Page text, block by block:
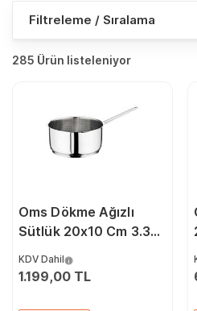
Filtreleme / Sıralama
285 Ürün listeleniyor
Oms Dökme Ağızlı
Sütlük 20x10 Cm 3.30
KDV Dahil
1.199,00 TL